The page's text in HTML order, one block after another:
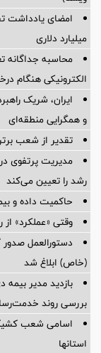
میلیارد دلاری
الکترونیکی هنگام
ایران، شریک
و همگرایی منطقه‌ای
تقدیر از شعب
مدیریت پرتفوی
رشد را تعیین می‌کند
حاکمیت داده و
وقتی «عملکرد»
دستورالعمل
(خاص) ابلاغ شد
بازدید مدیر بیمه
بررسی روند
استانها